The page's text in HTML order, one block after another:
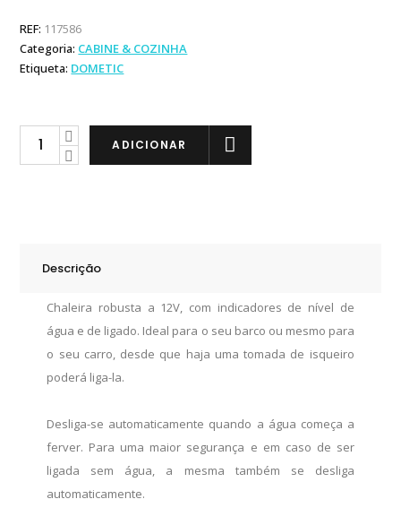
REF: 117586
Categoria: CABINE & COZINHA
Etiqueta: DOMETIC
Dometic
ADICIONAR
Descrição
Chaleira robusta a 12V, com indicadores de nível de
água e de ligado. Ideal para o seu barco ou mesmo para
o seu carro, desde que haja uma tomada de isqueiro
poderá liga-la.
Desliga-se automaticamente quando a água começa a
ferver. Para uma maior segurança e em caso de ser
ligada sem água, a mesma também se desliga
automaticamente.